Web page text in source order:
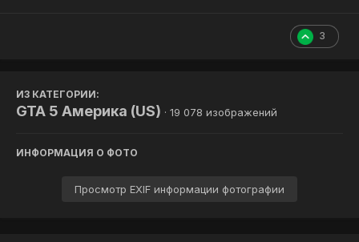
3
ИЗ КАТЕГОРИИ:
GTA 5 Америка (US) · 19 078 изображений
ИНФОРМАЦИЯ О ФОТО
Просмотр EXIF информации фотографии